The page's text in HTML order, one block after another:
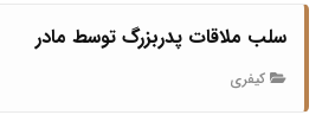
سلب ملاقات پدربزرگ توسط مادر
کیفری